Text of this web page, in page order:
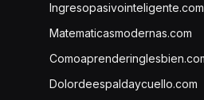
Ingresopasivointeligente.com
Matematicasmodernas.com
Dolordeespaldaycuello.com